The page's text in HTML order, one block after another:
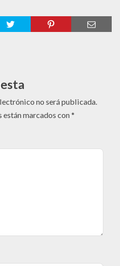
no será publicada.
marcados con*